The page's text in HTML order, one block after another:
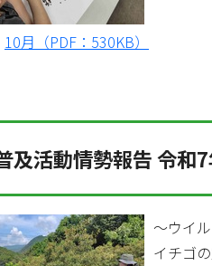
10月（PDF：530KB）
及活動情勢報告 令和
～ウイ
イチゴ